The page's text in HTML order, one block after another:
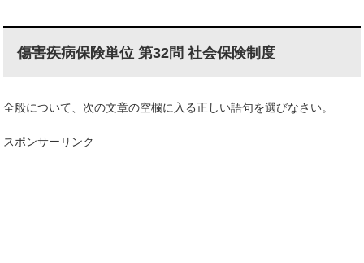
傷害疾病保険単位 第32問 社会保険制度
全般について、次の文章の空欄に入る正しい語句を選びなさい。
スポンサーリンク